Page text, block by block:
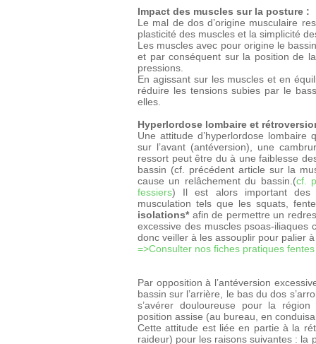
Impact des muscles sur la posture :
Le mal de dos d’origine musculaire
plasticité des muscles et la simplicité
Les muscles avec pour origine le
et par conséquent sur la position de
pressions.
En agissant sur les muscles et en
réduire les tensions subies par le
elles.
Hyperlordose lombaire et
Une attitude d’hyperlordose
sur l’avant (antéversion), une
ressort peut être du à une faiblesse
bassin (cf. précédent article sur la
cause un relâchement du bassin.(cf.
fessiers) Il est alors important des
musculation tels que les squats,
isolations*afin de permettre un
excessive des muscles psoas-
donc veiller à les assouplir pour palier
=>Consulter nos fiches pratiques fentes
Par opposition à l’antéversion
bassin sur l’arrière, le bas du dos
s’avérer douloureuse pour la
position assise (au bureau, en
Cette attitude est liée en partie à la
raideur) pour les raisons suivantes : la